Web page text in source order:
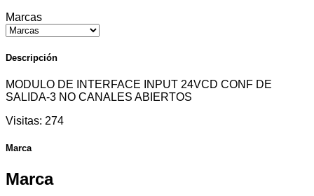
Marcas
Descripción
MODULO DE INTERFACE INPUT 24VCD CONF DE
SALIDA-3 NO CANALES ABIERTOS
Visitas: 274
Marca
Marca